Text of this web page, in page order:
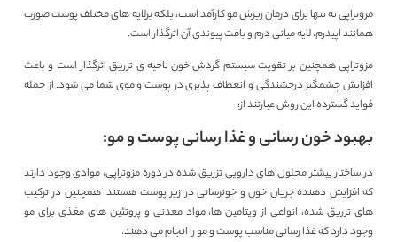
مزوتراپی نه تنها برای درمان ریزش مو کارآمد است، بلکه برلایه‌ های مختلف پوست صورت
همانند اپیدرم، لایه میانی درم و بافت پیوندی آن اثرگذار است.
مزوتراپی همچنین بر تقویت سیستم گردش خون ناحیه ی تزریق اثرگذار است و باعث
افزایش چشمگیر درخشندگی و انعطاف پذیری در پوست و موی شما می شود. از جمله
فواید گسترده این روش عبارتند از:
بهبود خون رسانی و غذا رسانیپوست و مو:
در ساختار بیشتر محلول ‌های دارویی تزریق شده در دوره مزوتراپی، موادی وجود دارند
که افزایش دهنده جریان خون و خونرسانی در زیر پوست هستند. همچنین در ترکیب
های تزریق شده، انواعی از ویتامین ها، مواد معدنی و پروتئین های مغذی برای مو
وجود دارد که غذا رسانی مناسب پوست و مو را انجام می دهند.